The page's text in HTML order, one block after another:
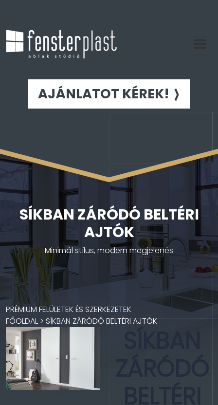
AJÁNLATOT KÉREK!
SÍKBAN ZÁRÓDÓ BELTÉRI
AJTÓK
Minimál stílus, modern megjelenés
PRÉMIUM FELÜLETEK ÉS SZERKEZETEK
FŐOLDAL > SÍKBAN ZÁRÓDÓ BELTÉRI AJTÓK
ZÁRÓDÓ